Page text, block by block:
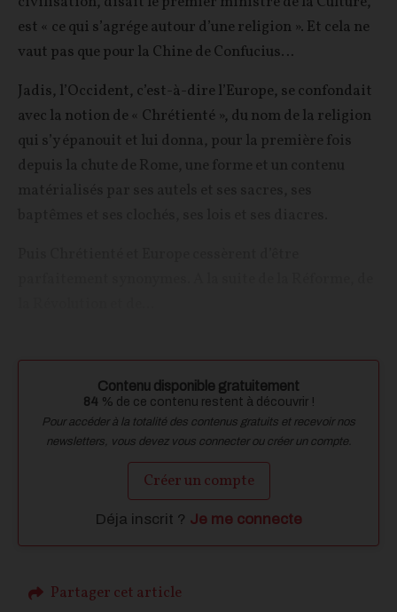
est « ce qui s’agrége autour d’une religion ». Et cela ne
vaut pas que pour la Chine de Confucius…
Jadis, l’Occident, c’est-à-dire l’Europe, se confondait
avec la notion de « Chrétienté », du nom de la religion
qui s’y épanouit et lui donna, pour la première fois
depuis la chute de Rome, une forme et un contenu
Contenu disponible gratuitement
84 % de ce contenu restent à découvrir !
Pour accéder à la totalité des contenus gratuits et recevoir nos
newsletters, vous devez vous connecter ou créer un compte.
Créer un compte
Déja inscrit ? Je me connecte
Partager cet article